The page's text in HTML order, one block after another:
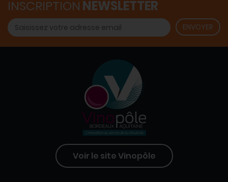
INSCRIPTION NEWSLETTER
Voir le site Vinopôle